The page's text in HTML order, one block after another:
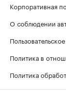
Корпоративная
О соблюдении
Политика в
Политика